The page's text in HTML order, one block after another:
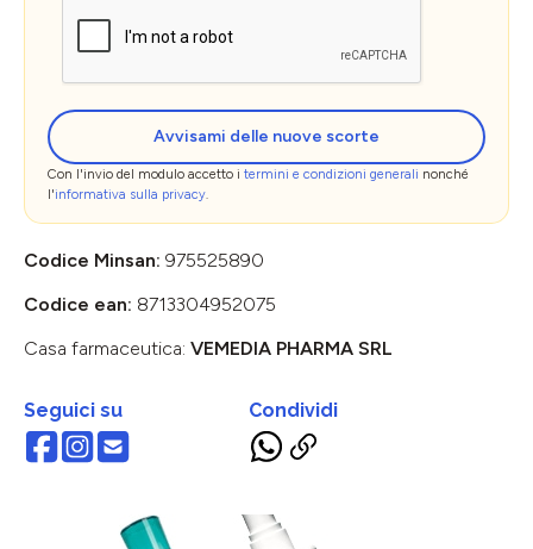
Avvisami delle nuove scorte
Con l'invio del modulo accetto i termini e condizioni generali nonché
l'informativa sulla privacy.
Codice Minsan: 975525890
Codice ean: 8713304952075
Casa farmaceutica: VEMEDIA PHARMA SRL
Seguici su Condividi